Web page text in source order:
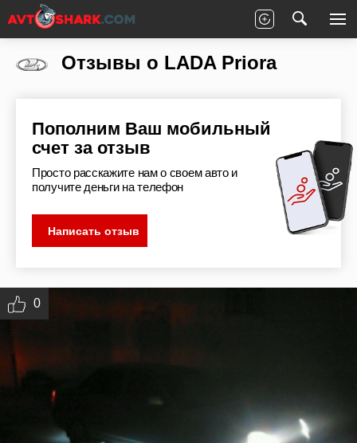
Главная Отзывы
Отзывы о LADA Priora
Пополним Ваш мобильный
счет за отзыв
Просто расскажите нам о своем авто и
получите деньги на телефон
Написать отзыв
0